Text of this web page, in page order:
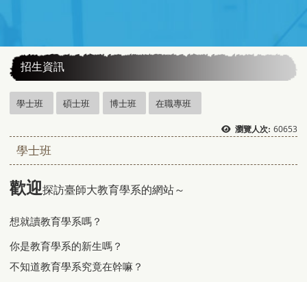
招生資訊
學士班 碩士班 博士班 在職專班
瀏覽人次: 60653
學士班
歡迎探訪臺師大教育學系的網站～
想就讀教育學系嗎？
你是教育學系的新生嗎？
不知道教育學系究竟在幹嘛？